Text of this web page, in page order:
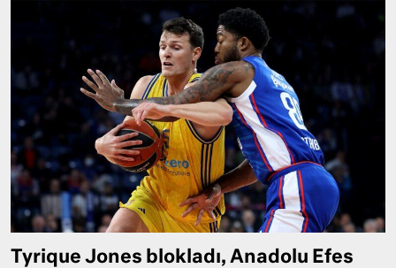
Tyrique Jones blokladı, Anadolu Efes